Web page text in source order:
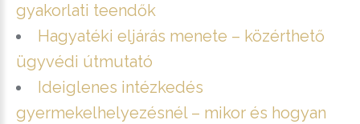
gyakorlati teendők
Hagyatéki eljárás menete – közérthető
ügyvédi útmutató
Ideiglenes intézkedés
gyermekelhelyezésnél – mikor és hogyan